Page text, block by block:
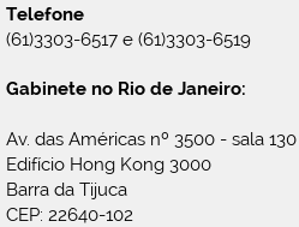
Telefone
(61)3303-6517 e (61)3303-6519
Gabinete no Rio de Janeiro:
Av. das Américas nº 3500 - sala 130
Edifício Hong Kong 3000
Barra da Tijuca
CEP: 22640-102